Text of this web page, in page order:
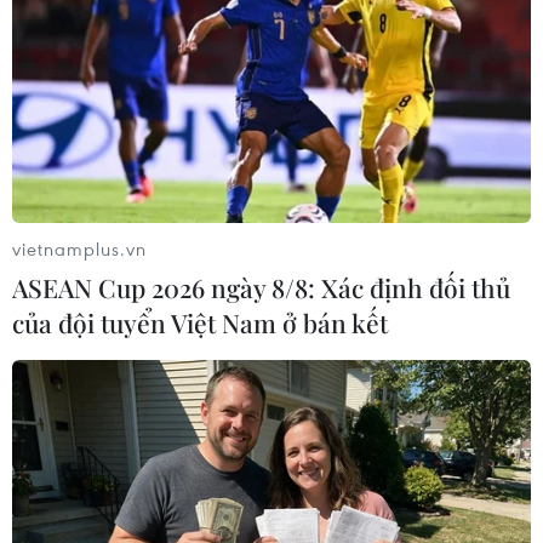
rừng ở Khu Bảo tồn Thiên nhiên Ea
02/01/2024 07:30
Xem thêm
CƠ QUAN CHỦ QUẢN: THÔNG TẤN XÃ VIỆT NAM
Tổng Biên tập: TRẦN TIẾN DUẨN
Phó Tổng Biên tập: NGUYỄN THỊ TÁM, KHÚC THANH
THỦY
vietnamplus.vn
ASEAN Cup 2026 ngày 8/8: Xác định đối thủ
của đội tuyển Việt Nam ở bán kết